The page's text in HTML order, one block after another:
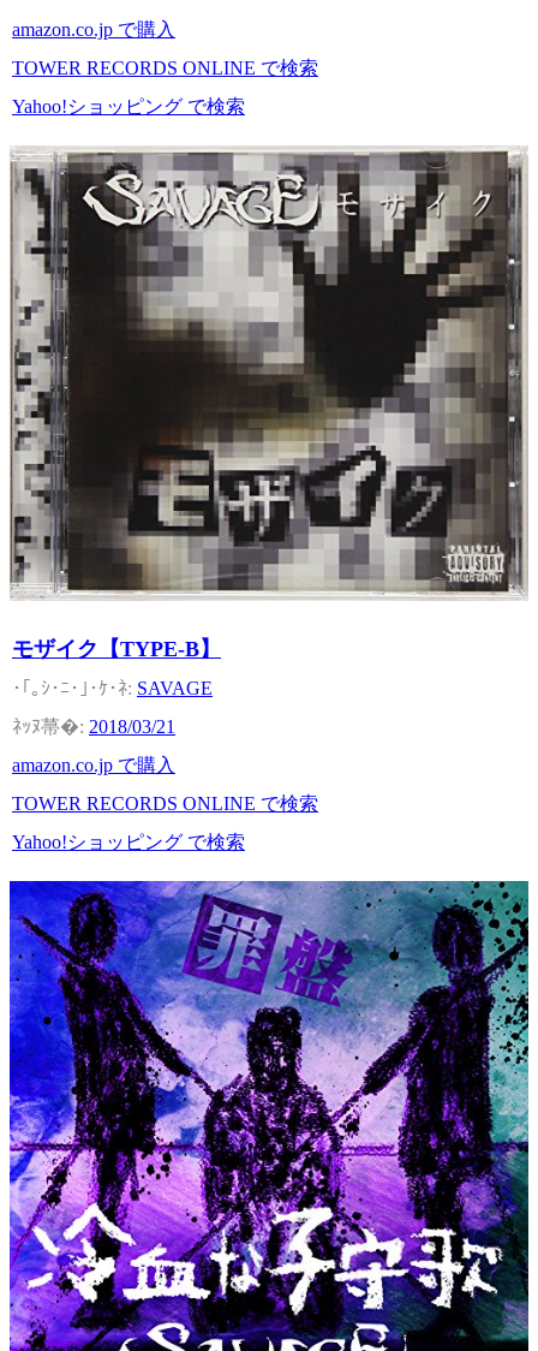
amazon.co.jp で購入
TOWER RECORDS ONLINE で検索
Yahoo!ショッピング で検索
モザイク【TYPE-B】
SAVAGE
2018/03/21
amazon.co.jp で購入
TOWER RECORDS ONLINE で検索
Yahoo!ショッピング で検索